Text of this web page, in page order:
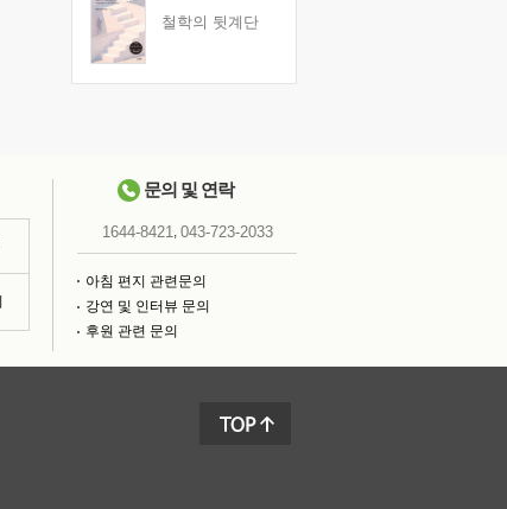
철학의 뒷계단
문의 및 연락
1644-8421, 043-723-2033
아침 편지 관련문의
강연 및 인터뷰 문의
후원 관련 문의